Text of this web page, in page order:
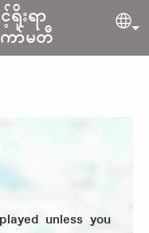
ရိုးရာ
ာ်မတီ
unless you